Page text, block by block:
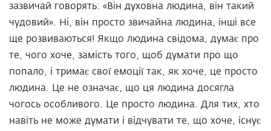
зазвичай говорять: «Він духовна людина, він такий
чудовий». Ні, він просто звичайна людина, інші все
ще розвиваються! Якщо людина свідома, думає про
те, чого хоче, замість того, щоб думати про що
попало, і тримає свої емоції так, як хоче, це просто
людина. Це не означає, що ця людина досягла
чогось особливого. Це просто людина. Для тих, хто
навіть не може думати і відчувати те, що хоче, існує